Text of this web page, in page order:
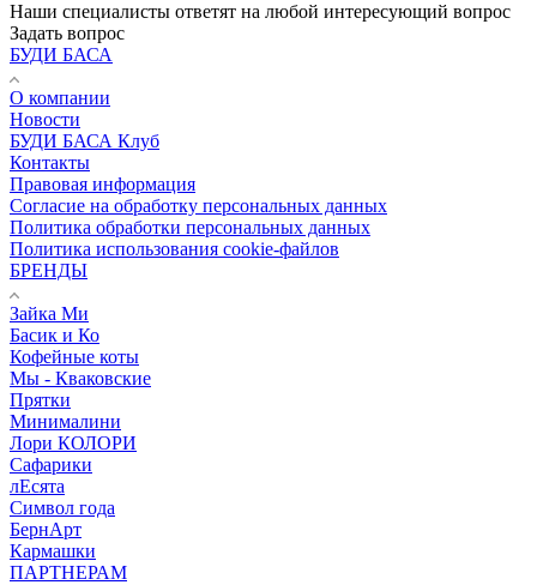
Наши специалисты ответят на любой интересующий вопрос
Задать вопрос
БУДИ БАСА
О компании
Новости
БУДИ БАСА Клуб
Контакты
Правовая информация
Согласие на обработку персональных данных
Политика обработки персональных данных
Политика использования cookie-файлов
БРЕНДЫ
Зайка Ми
Басик и Ко
Кофейные коты
Мы - Кваковские
Прятки
Минималини
Лори КОЛОРИ
Сафарики
лЕсята
Символ года
БернАрт
Кармашки
ПАРТНЕРАМ